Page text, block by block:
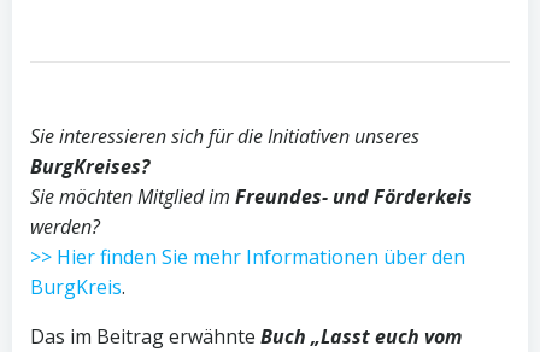
Sie interessieren sich für die Initiativen unseres
BurgKreises?
Sie möchten Mitglied im Freundes- und Förderkeis
werden?
>> Hier finden Sie mehr Informationen über den
BurgKreis.
Das im Beitrag erwähnte Buch „Lasst euch vom